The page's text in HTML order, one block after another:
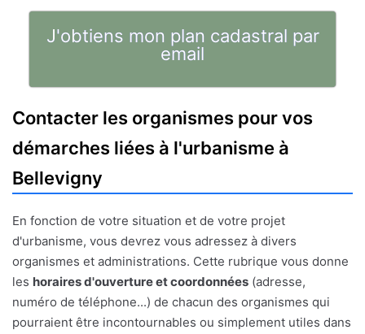
J'obtiens mon plan cadastral par
email
Contacter les organismes pour vos
démarches liées à l'urbanisme à
Bellevigny
En fonction de votre situation et de votre projet
d'urbanisme, vous devrez vous adressez à divers
organismes et administrations. Cette rubrique vous donne
les horaires d'ouverture et coordonnées (adresse,
numéro de téléphone...) de chacun des organismes qui
pourraient être incontournables ou simplement utiles dans